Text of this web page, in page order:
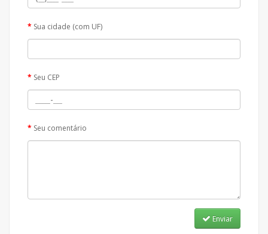
Sua cidade (com UF)
Seu CEP
Seu comentário
Enviar